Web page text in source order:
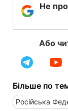
Не
Або
Більше по
Російська